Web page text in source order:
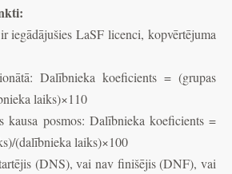
iegādājušies LaSF licenci, kopvērtējuma
Dalībnieka koeficients = (grupas
laiks)×110
kausa posmos: Dalībnieka koeficients =
(dalībnieka laiks)×100
(DNS), vai nav finišējis (DNF), vai